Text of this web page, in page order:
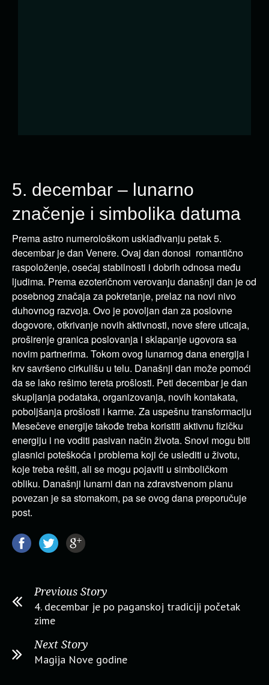
5. decembar – lunarno
značenje i simbolika datuma
Prema astro numerološkom usklađivanju petak 5.
decembar je dan Venere. Ovaj dan donosi romantično
raspoloženje, osećaj stabilnosti i dobrih odnosa među
ljudima. Prema ezoteričnom verovanju današnji dan je od
posebnog značaja za pokretanje, prelaz na novi nivo
duhovnog razvoja. Ovo je povoljan dan za poslovne
dogovore, otkrivanje novih aktivnosti, nove sfere uticaja,
proširenje granica poslovanja i sklapanje ugovora sa
novim partnerima. Tokom ovog lunarnog dana energija i
krv savršeno cirkulišu u telu. Današnji dan može pomoći
da se lako rešimo tereta prošlosti. Peti decembar je dan
skupljanja podataka, organizovanja, novih kontakata,
poboljšanja prošlosti i karme. Za uspešnu transformaciju
Mesečeve energije takođe treba koristiti aktivnu fizičku
energiju i ne voditi pasivan način života. Snovi mogu biti
glasnici poteškoća i problema koji će uslediti u životu,
koje treba rešiti, ali se mogu pojaviti u simboličkom
obliku. Današnji lunarni dan na zdravstvenom planu
povezan je sa stomakom, pa se ovog dana preporučuje
post.
Previous Story
4. decembar je po paganskoj tradiciji početak
zime
Next Story
Magija Nove godine